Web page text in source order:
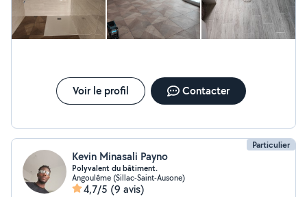
Voir le profil Contacter
Particulier
Kevin Minasali Payno
Polyvalent du bâtiment.
Angoulême (Sillac-Saint-Ausone)
4,7/5 (9 avis)